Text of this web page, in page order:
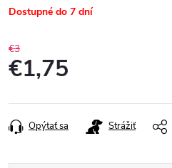
Dostupné do 7 dní
€3
€1,75
cena:
Opýtať sa Strážiť